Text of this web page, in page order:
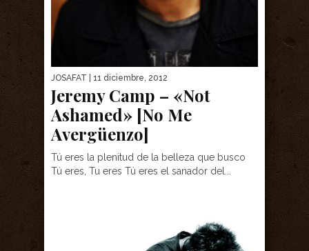
JOSAFAT | 11 diciembre, 2012
Jeremy Camp – «Not
Ashamed» [No Me
Avergüenzo]
Tú eres la plenitud de la belleza que busco
Tú eres, Tu eres Tú eres el sanador del...